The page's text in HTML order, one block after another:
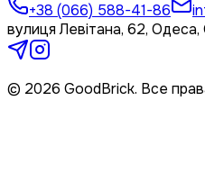
+38 (066) 588-41-86
вулиця Левітана, 62,
© 2026 GoodBrick. Все